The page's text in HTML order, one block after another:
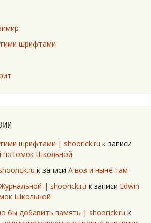
шрифтами
шрифтами | shoorick.ru к записи
потомок Школьной
к записи А воз и ныне там
| shoorick.ru к записи Edwin
Школьной
бы добавить память | shoorick.ru к